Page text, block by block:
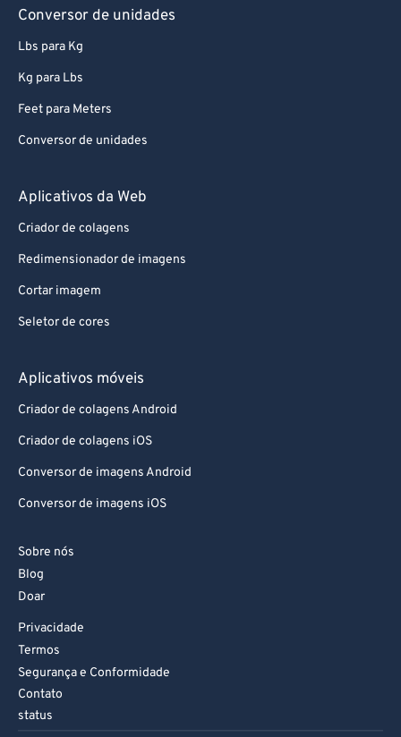
Conversor de unidades
Lbs para Kg
Kg para Lbs
Feet para Meters
Conversor de unidades
Aplicativos da Web
Criador de colagens
Redimensionador de imagens
Cortar imagem
Seletor de cores
Aplicativos móveis
Criador de colagens Android
Criador de colagens iOS
Conversor de imagens Android
Conversor de imagens iOS
Sobre nós
Blog
Doar
Privacidade
Termos
Segurança e Conformidade
Contato
status